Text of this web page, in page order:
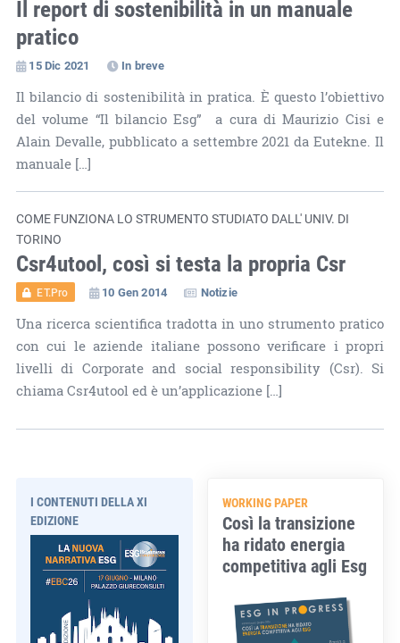
Il report di sostenibilità in un manuale
pratico
15 Dic 2021 In breve
Il bilancio di sostenibilità in pratica. È questo l’obiettivo
del volume “Il bilancio Esg” a cura di Maurizio Cisi e
Alain Devalle, pubblicato a settembre 2021 da Eutekne. Il
manuale […]
COME FUNZIONA LO STRUMENTO STUDIATO DALL' UNIV. DI
TORINO
Csr4utool, così si testa la propria Csr
ET.Pro 10 Gen 2014 Notizie
Una ricerca scientifica tradotta in uno strumento pratico
con cui le aziende italiane possono verificare i propri
livelli di Corporate and social responsibility (Csr). Si
chiama Csr4utool ed è un’applicazione […]
I CONTENUTI DELLA XI
EDIZIONE
WORKING PAPER
Così la transizione
ha ridato energia
competitiva agli Esg